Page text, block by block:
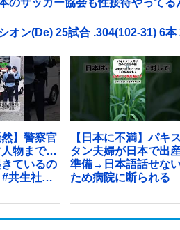
のサッカー協会も性接待やって
オン(De) 25試合 .304(102-31) 6
然】警察官
人物まで…
ているの
共生社会
【日本に不満】パキ
タン夫婦が日本で出
準備→日本語話せな
ため病院に断られる